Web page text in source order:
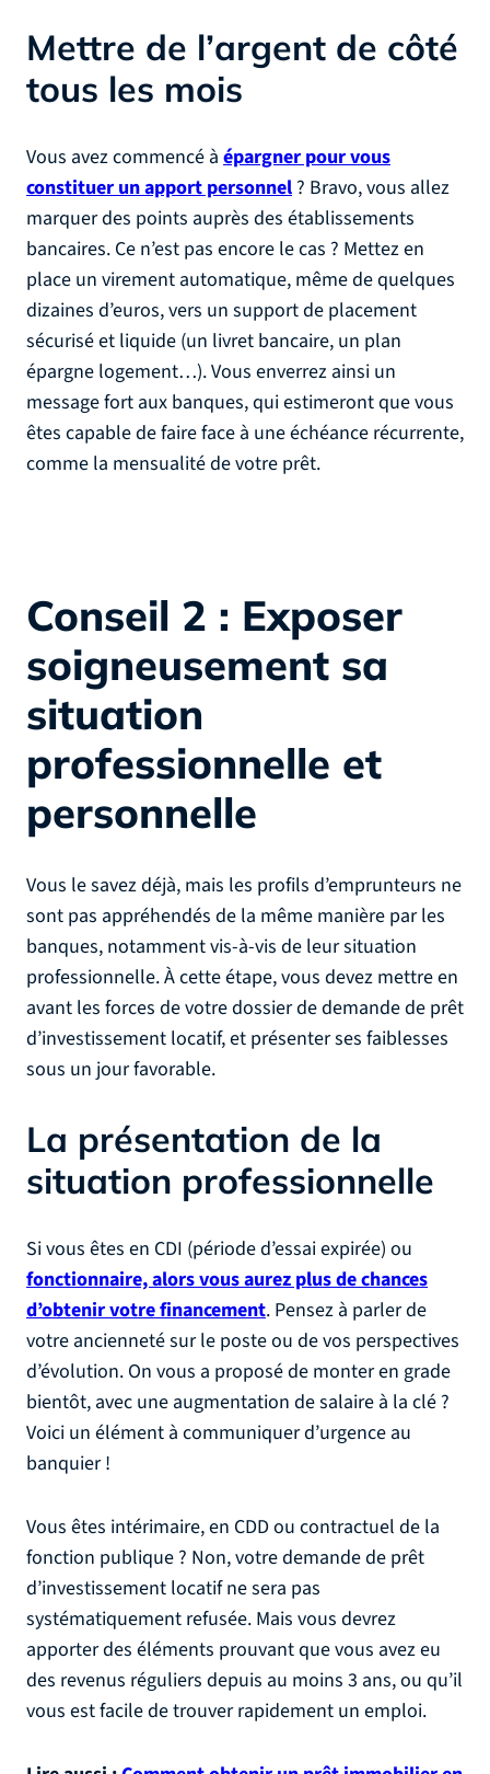
Mettre de l’argent de côté
tous les mois
Vous avez commencé à épargner pour vous
constituer un apport personnel ? Bravo, vous allez
marquer des points auprès des établissements
bancaires. Ce n’est pas encore le cas ? Mettez en
place un virement automatique, même de quelques
dizaines d’euros, vers un support de placement
sécurisé et liquide (un livret bancaire, un plan
épargne logement…). Vous enverrez ainsi un
message fort aux banques, qui estimeront que vous
êtes capable de faire face à une échéance récurrente,
comme la mensualité de votre prêt.
Conseil 2 : Exposer
soigneusement sa
situation
professionnelle et
personnelle
Vous le savez déjà, mais les profils d’emprunteurs ne
sont pas appréhendés de la même manière par les
banques, notamment vis-à-vis de leur situation
professionnelle. À cette étape, vous devez mettre en
avant les forces de votre dossier de demande de prêt
d’investissement locatif, et présenter ses faiblesses
sous un jour favorable.
La présentation de la
situation professionnelle
Si vous êtes en CDI (période d’essai expirée) ou
fonctionnaire, alors vous aurez plus de chances
d’obtenir votre financement. Pensez à parler de
votre ancienneté sur le poste ou de vos perspectives
d’évolution. On vous a proposé de monter en grade
bientôt, avec une augmentation de salaire à la clé ?
Voici un élément à communiquer d’urgence au
banquier !
Vous êtes intérimaire, en CDD ou contractuel de la
fonction publique ? Non, votre demande de prêt
d’investissement locatif ne sera pas
systématiquement refusée. Mais vous devrez
apporter des éléments prouvant que vous avez eu
des revenus réguliers depuis au moins 3 ans, ou qu’il
vous est facile de trouver rapidement un emploi.